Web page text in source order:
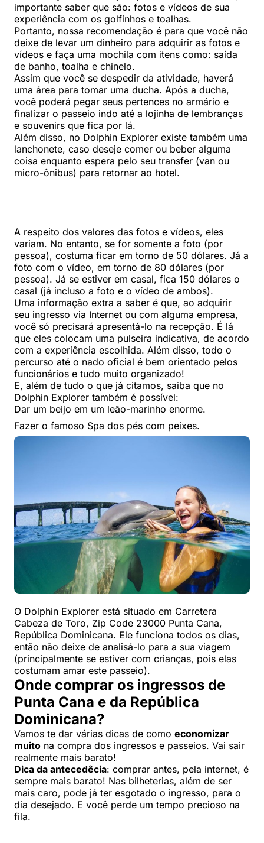
importante saber que são: fotos e vídeos de sua
experiência com os golfinhos e toalhas.
Portanto, nossa recomendação é para que você não
deixe de levar um dinheiro para adquirir as fotos e
vídeos e faça uma mochila com itens como: saída
de banho, toalha e chinelo.
Assim que você se despedir da atividade, haverá
uma área para tomar uma ducha. Após a ducha,
você poderá pegar seus pertences no armário e
finalizar o passeio indo até a lojinha de lembranças
e souvenirs que fica por lá.
Além disso, no Dolphin Explorer existe também uma
lanchonete, caso deseje comer ou beber alguma
coisa enquanto espera pelo seu transfer (van ou
micro-ônibus) para retornar ao hotel.
A respeito dos valores das fotos e vídeos, eles
variam. No entanto, se for somente a foto (por
pessoa), costuma ficar em torno de 50 dólares. Já a
foto com o vídeo, em torno de 80 dólares (por
pessoa). Já se estiver em casal, fica 150 dólares o
casal (já incluso a foto e o vídeo de ambos).
Uma informação extra a saber é que, ao adquirir
seu ingresso via Internet ou com alguma empresa,
você só precisará apresentá-lo na recepção. É lá
que eles colocam uma pulseira indicativa, de acordo
com a experiência escolhida. Além disso, todo o
percurso até o nado oficial é bem orientado pelos
funcionários e tudo muito organizado!
E, além de tudo o que já citamos, saiba que no
Dolphin Explorer também é possível:
Dar um beijo em um leão-marinho enorme.
Fazer o famoso Spa dos pés com peixes.
O Dolphin Explorer está situado em Carretera
Cabeza de Toro, Zip Code 23000 Punta Cana,
República Dominicana. Ele funciona todos os dias,
então não deixe de analisá-lo para a sua viagem
(principalmente se estiver com crianças, pois elas
costumam amar este passeio).
Onde comprar os ingressos de
Punta Cana e da República
Dominicana?
Vamos te dar várias dicas de como economizar
muito na compra dos ingressos e passeios. Vai sair
realmente mais barato!
Dica da antecedêcia: comprar antes, pela internet, é
sempre mais barato! Nas bilheterias, além de ser
mais caro, pode já ter esgotado o ingresso, para o
dia desejado. E você perde um tempo precioso na
fila.